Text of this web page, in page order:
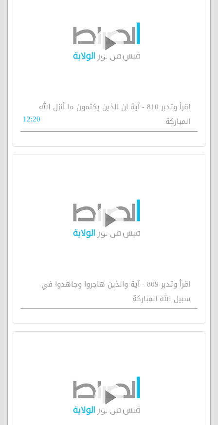
اقرأ وتدبر 810 - آية إن الذين يكتمون ما أنزل الله
المباركة
12:20
اقرأ وتدبر 809 - آية والذين هاجروا وجاهدوا في
سبيل الله المباركة